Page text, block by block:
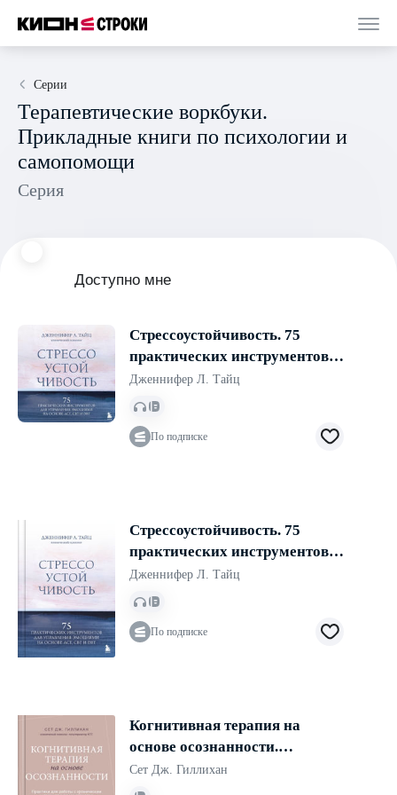
Серии
Терапевтические воркбуки.
Прикладные книги по психологии и
самопомощи
Серия
Доступно мне
Стрессоустойчивость. 75
практических инструментов
для управления эмоциями на
основе АСТ, CBT и DBT
Дженнифер Л. Тайц
По подписке
Стрессоустойчивость. 75
практических инструментов
для управления эмоциями на
основе АСТ, CBT и DBT
Дженнифер Л. Тайц
По подписке
Когнитивная терапия на
основе осознанности.
Практики для работы с
хроническим и
Сет Дж. Гиллихан